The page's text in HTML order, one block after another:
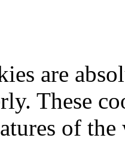
are
These
of